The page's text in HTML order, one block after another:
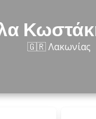
🇬🇷 Λακωνίας